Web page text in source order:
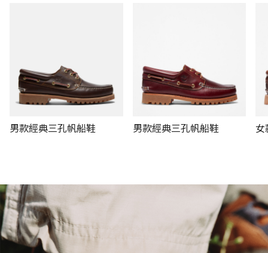
男款經典三孔帆船鞋 男款經典三孔帆船鞋 女